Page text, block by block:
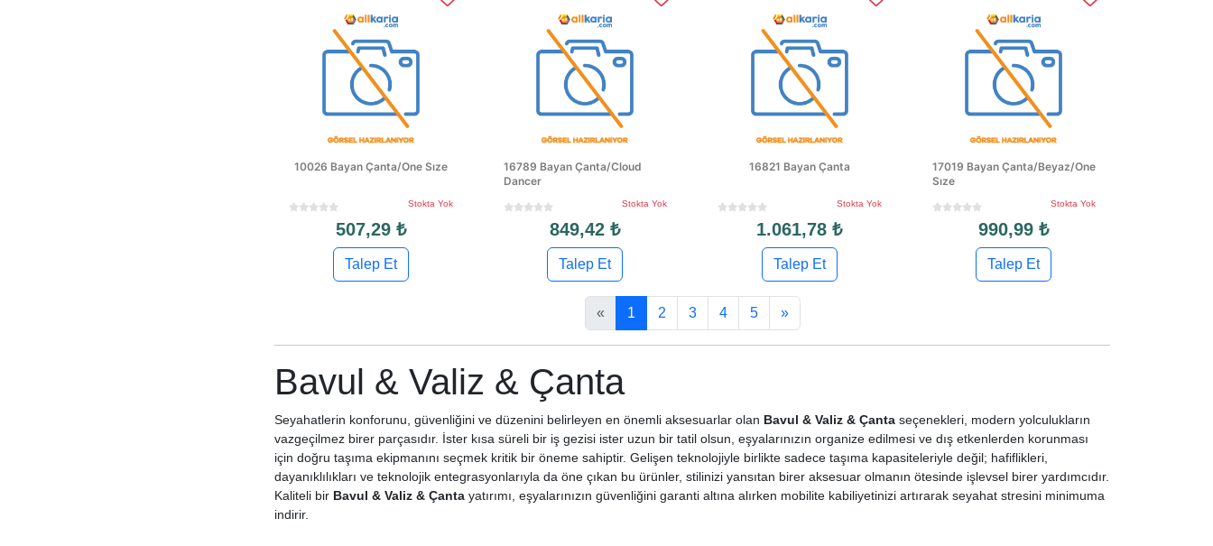
10026 Bayan Çanta/One Sıze
Stokta Yok
507,29 ₺
Talep Et
16789 Bayan Çanta/Cloud
Dancer
Stokta Yok
849,42 ₺
Talep Et
16821 Bayan Çanta
Stokta Yok
1.061,78 ₺
Talep Et
17019 Bayan Çanta/Beyaz/One
Sıze
Stokta Yok
990,99 ₺
Talep Et
« 1 2 3 4 5 »
Bavul & Valiz & Çanta
Seyahatlerin konforunu, güvenliğini ve düzenini belirleyen en önemli aksesuarlar olan Bavul & Valiz & Çanta seçenekleri, modern yolculukların
vazgeçilmez birer parçasıdır. İster kısa süreli bir iş gezisi ister uzun bir tatil olsun, eşyalarınızın organize edilmesi ve dış etkenlerden korunması
için doğru taşıma ekipmanını seçmek kritik bir öneme sahiptir. Gelişen teknolojiyle birlikte sadece taşıma kapasiteleriyle değil; hafiflikleri,
dayanıklılıkları ve teknolojik entegrasyonlarıyla da öne çıkan bu ürünler, stilinizi yansıtan birer aksesuar olmanın ötesinde işlevsel birer yardımcıdır.
Kaliteli bir Bavul & Valiz & Çanta yatırımı, eşyalarınızın güvenliğini garanti altına alırken mobilite kabiliyetinizi artırarak seyahat stresini minimuma
indirir.